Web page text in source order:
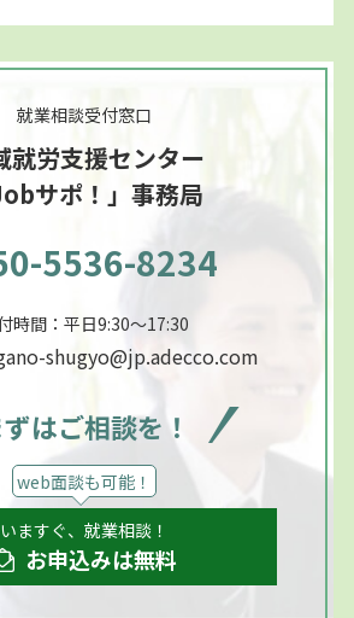
就業相談受付窓口
就労支援センター
サポ！」事務局
5536-8234
時間：平日9:30～17:30
shugyo@jp.adecco.com
はご相談を！
web面談も可能！
いますぐ、就業相談！
お申込みは無料